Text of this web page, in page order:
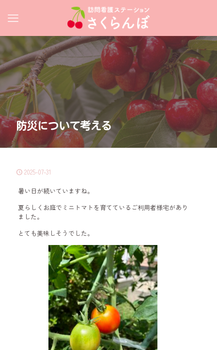
防災について考える
2025-07-31
暑い日が続いていますね。
夏らしくお庭でミニトマトを育てているご利用者様宅があり
ました。
とても美味しそうでした。